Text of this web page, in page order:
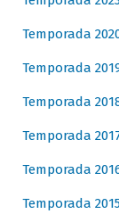
Temporada
Temporada
Temporada
Temporada
Temporada
Temporada